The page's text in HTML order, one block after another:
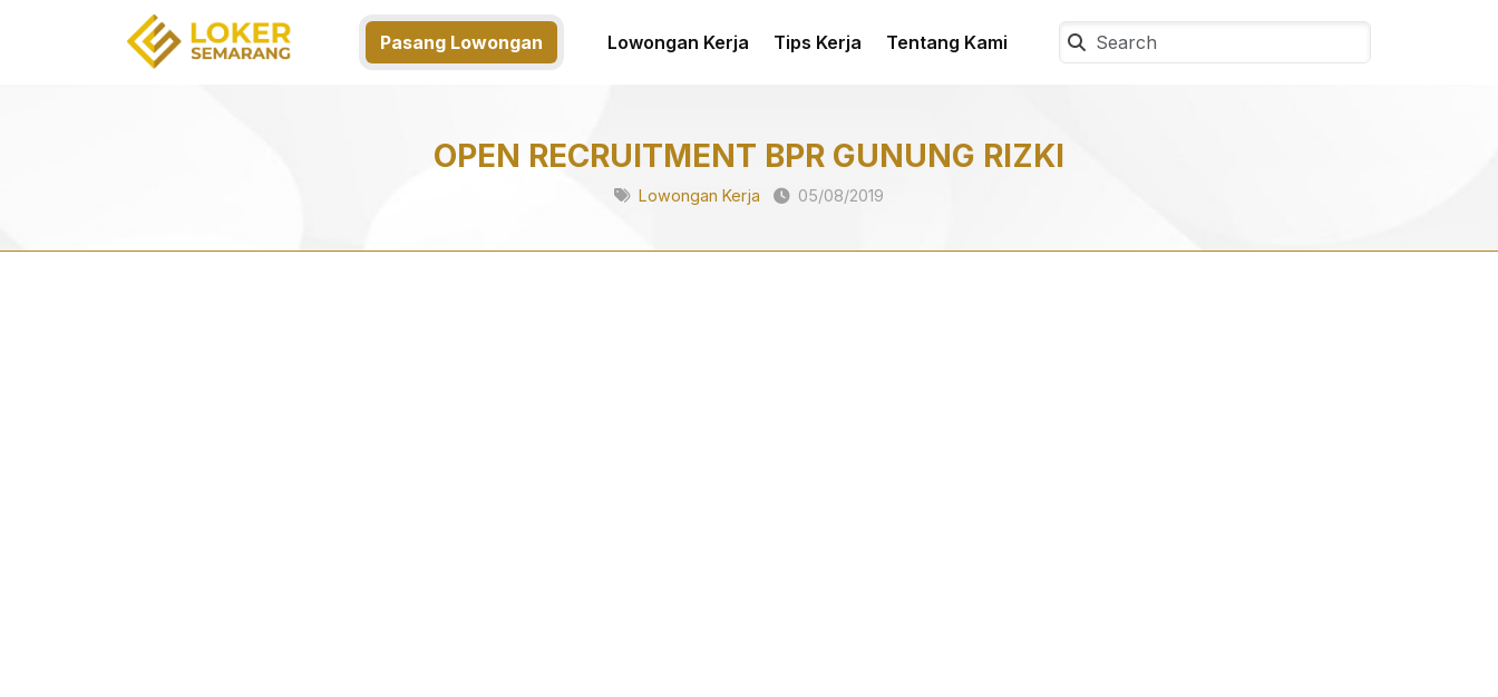
Pasang Lowongan Lowongan Kerja Tips Kerja Tentang Kami
OPEN RECRUITMENT BPR GUNUNG RIZKI
Lowongan Kerja 05/08/2019